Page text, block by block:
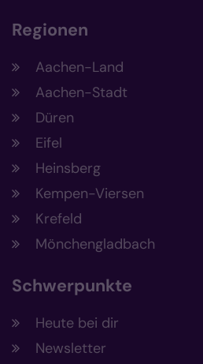
Regionen
Aachen-Land
Aachen-Stadt
Düren
Eifel
Heinsberg
Kempen-Viersen
Krefeld
Mönchengladbach
Schwerpunkte
Heute bei dir
Newsletter